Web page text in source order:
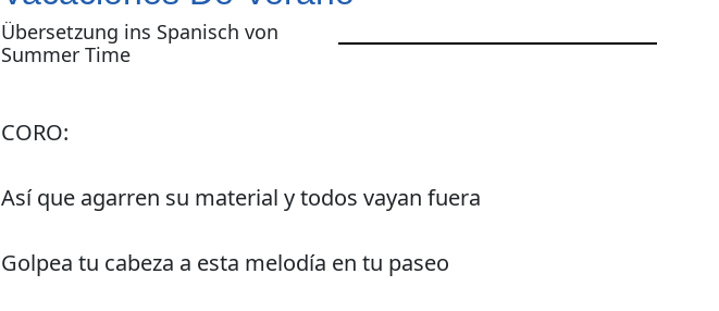
Übersetzung ins Spanisch von
Summer Time
CORO:
Así que agarren su material y todos vayan fuera
Golpea tu cabeza a esta melodía en tu paseo